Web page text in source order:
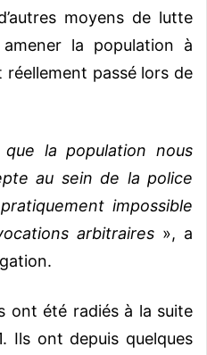
moyens de lutte
la population à
réellement passé lors de
la population nous
au sein de la police
impossible
arbitraires», a
ont été radiés à la suite
Ils ont depuis quelques